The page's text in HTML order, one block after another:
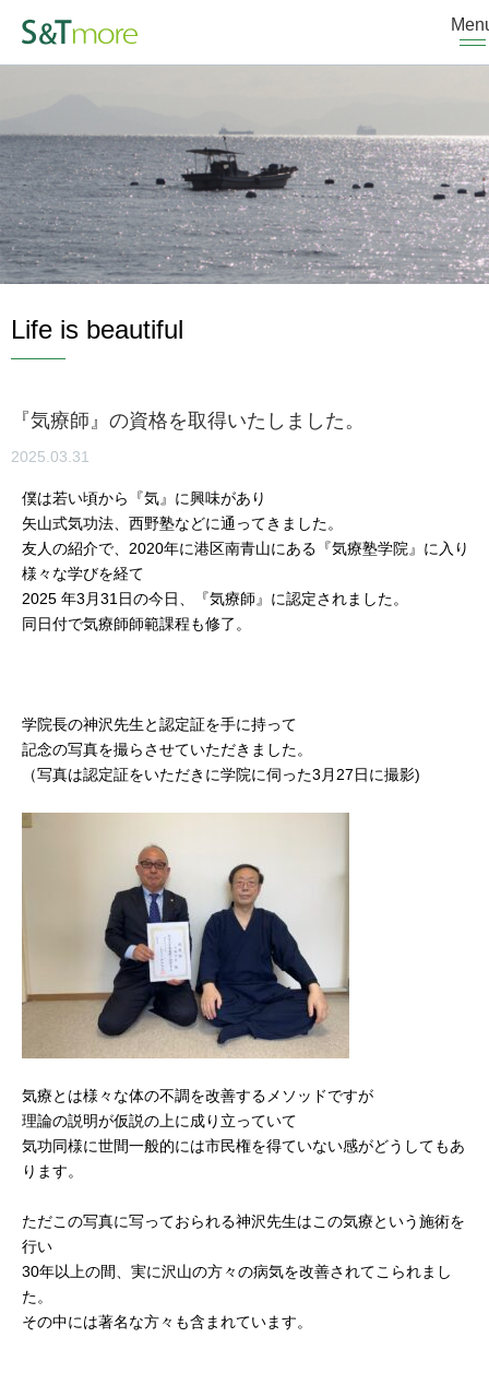
Life is beautiful
『気療師』の資格を取得いたしました。
2025.03.31
僕は若い頃から『気』に興味があり
矢山式気功法、西野塾などに通ってきました。
友人の紹介で、2020年に港区南青山にある『気療塾学院』に入り
様々な学びを経て
2025 年3月31日の今日、『気療師』に認定されました。
同日付で気療師師範課程も修了。
学院長の神沢先生と認定証を手に持って
記念の写真を撮らさせていただきました。
（写真は認定証をいただきに学院に伺った3月27日に撮影)
気療とは様々な体の不調を改善するメソッドですが
理論の説明が仮説の上に成り立っていて
気功同様に世間一般的には市民権を得ていない感がどうしてもあ
ります。
ただこの写真に写っておられる神沢先生はこの気療という施術を
行い
30年以上の間、実に沢山の方々の病気を改善されてこられまし
た。
その中には著名な方々も含まれています。